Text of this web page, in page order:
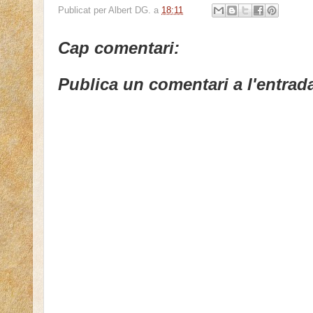
Publicat per Albert DG. a 18:11
Cap comentari:
Publica un comentari a